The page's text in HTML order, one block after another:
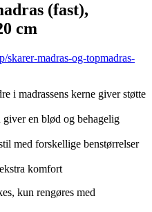
(fast),
cm
madras-og-topmadras-
i madrassens kerne giver støtte
en blød og behagelig
med forskellige benstørrelser
komfort
kun rengøres med